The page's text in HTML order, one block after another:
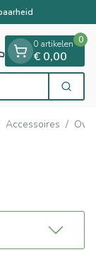
Zoek
0 artikelen
€ 0,00
0
Accessoires /